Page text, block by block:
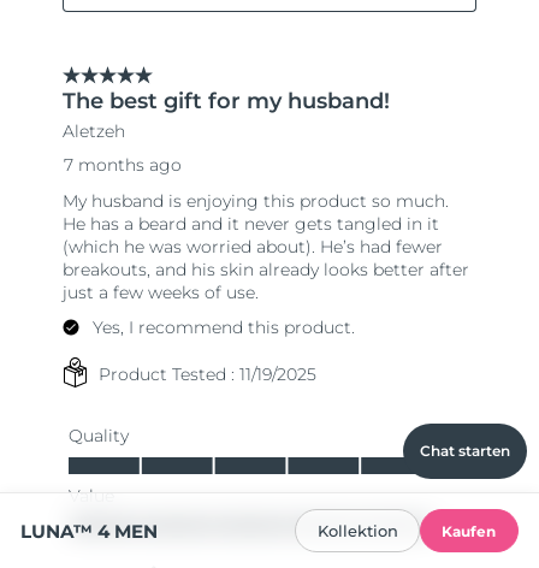
Chat starten
LUNA™ 4 MEN Kollektion Kaufen